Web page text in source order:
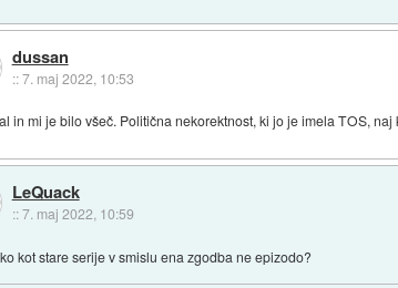
dussan
::7. maj 2022, 10:53
in mi je bilo všeč. Politična nekorektnost, ki jo je imela TOS,
LeQuack
::7. maj 2022, 10:59
kot stare serije v smislu ena zgodba ne epizodo?